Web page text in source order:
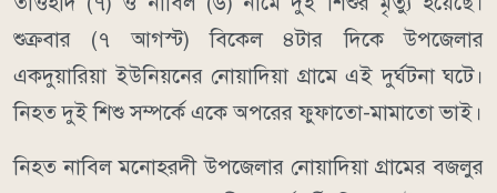
শুক্রবার (৭ আগস্ট) বিকেল ৪টার দিকে উপজেলার
একদুয়ারিয়া ইউনিয়নের নোয়াদিয়া গ্রামে এই দুর্ঘটনা ঘটে।
নিহত দুই শিশু সম্পর্কে একে অপরের ফুফাতো-মামাতো ভাই।
নিহত নাবিল মনোহরদী উপজেলার নোয়াদিয়া গ্রামের বজলুর